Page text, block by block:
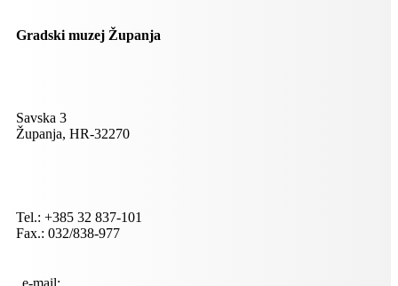
Gradski muzej Županja
Savska 3
Županja, HR-32270
Tel.: +385 32 837-101
Fax.: 032/838-977
e-mail: